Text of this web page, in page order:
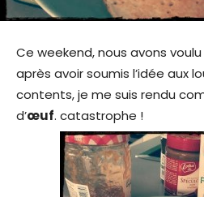
Ce weekend, nous avons
après avoir soumis l’idée aux
contents, je me suis rendu
d’œuf. catastrophe !